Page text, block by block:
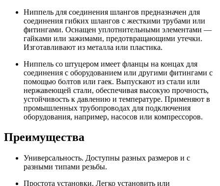
Ниппель для соединения шлангов предназначен для
соединения гибких шлангов с жесткими трубами или
фитингами. Оснащен уплотнительными элементами —
гайками или зажимами, предотвращающими утечки.
Изготавливают из металла или пластика.
Ниппель со штуцером имеет фланцы на концах для
соединения с оборудованием или другими фитингами с
помощью болтов или гаек. Выпускают из стали или
нержавеющей стали, обеспечивая высокую прочность,
устойчивость к давлению и температуре. Применяют в
промышленных трубопроводах для подключения
оборудования, например, насосов или компрессоров.
Преимущества
Универсальность. Доступны разных размеров и с
разными типами резьбы.
Простота установки. Легко установить или